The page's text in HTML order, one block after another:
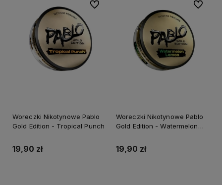
Woreczki Nikotynowe Pablo
Gold Edition - Tropical Punch
19,90 zł
Do ulubionych
Woreczki Nikotynowe Pablo
Gold Edition - Watermelon
19,90 zł
Do